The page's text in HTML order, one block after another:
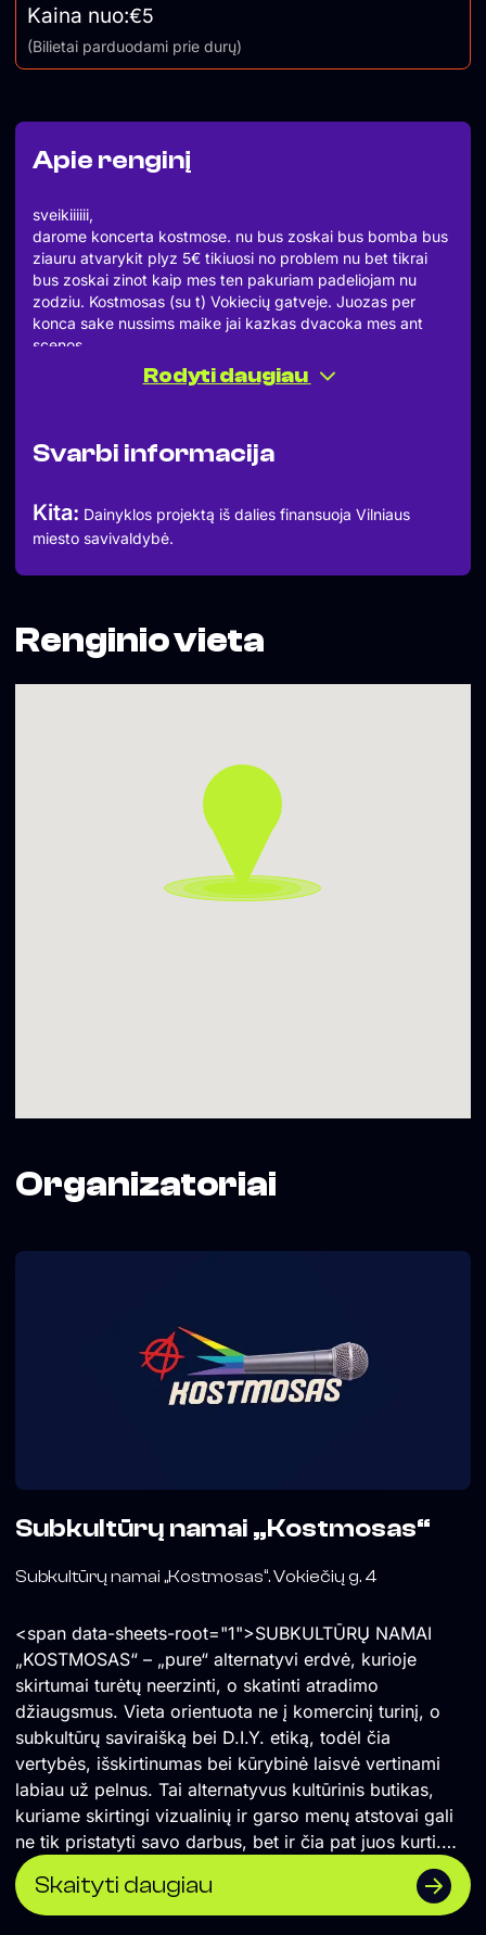
Apie renginį
sveikiiiiii,
darome koncerta kostmose. nu bus zoskai bus bomba bus
ziauru atvarykit plyz 5€ tikiuosi no problem nu bet tikrai
bus zoskai zinot kaip mes ten pakuriam padeliojam nu
zodziu. Kostmosas (su t) Vokiecių gatveje. Juozas per
konca sake nussims maike jai kazkas dvacoka mes ant
scenos.
atsineskit gera nuotaika? nzn ka daugiau reikia i tokius
dalykus rasyti nu zodziu #patrole #trololol
Rodyti daugiau
Svarbi informacija
Kita: Dainyklos projektą iš dalies finansuoja Vilniaus
miesto savivaldybė.
Kaina nuo:€5
(Bilietai parduodami prie durų)
Renginio vieta
Organizatoriai
Subkultūrų namai „Kostmosas“
Subkultūrų namai „Kostmosas“. Vokiečių g. 4
<span data-sheets-root="1">SUBKULTŪRŲ NAMAI
„KOSTMOSAS“ – „pure“ alternatyvi erdvė, kurioje
skirtumai turėtų neerzinti, o skatinti atradimo
džiaugsmus. Vieta orientuota ne į komercinį turinį, o
subkultūrų saviraišką bei D.I.Y. etiką, todėl čia
vertybės, išskirtinumas bei kūrybinė laisvė vertinami
labiau už pelnus. Tai alternatyvus kultūrinis butikas,
kuriame skirtingi vizualinių ir garso menų atstovai gali
ne tik pristatyti savo darbus, bet ir čia pat juos kurti.
</span> Formuojame erdvę, kurioje naktinė kultūra
suvokiama ne vien kaip pramoga, o labiau kaip
alternatyvios kultūros sklaidos židinys, socialinė jungtis
Skaityti daugiau